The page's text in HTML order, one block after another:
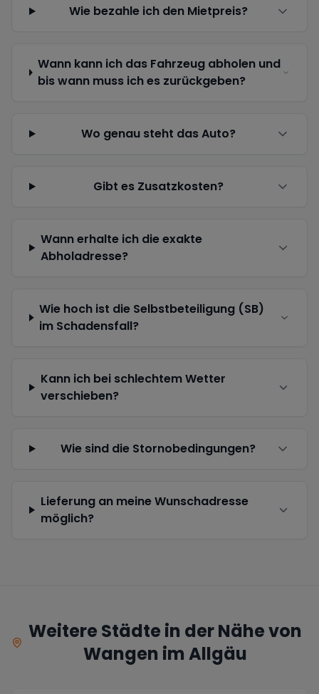
Wie bezahle ich den Mietpreis?
Wann kann ich das Fahrzeug abholen und
bis wann muss ich es zurückgeben?
Wo genau steht das Auto?
Gibt es Zusatzkosten?
Wann erhalte ich die exakte
Abholadresse?
Wie hoch ist die Selbstbeteiligung (SB)
im Schadensfall?
Kann ich bei schlechtem Wetter
verschieben?
Wie sind die Stornobedingungen?
Lieferung an meine Wunschadresse
möglich?
Weitere Städte in der Nähe von
Wangen im Allgäu